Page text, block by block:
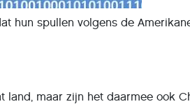
hun spullen volgens de
maar zijn het daarmee ook